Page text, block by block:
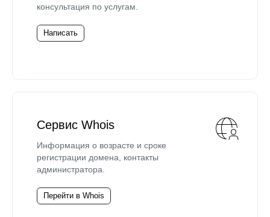
консультация по услугам.
Написать
Сервис Whois
Информация о возрасте и сроке
регистрации домена, контакты
администратора.
Перейти в Whois